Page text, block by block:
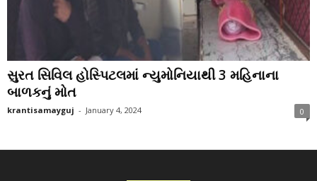
સુરત સિવિલ હોસ્પિટલમાં ન્યુમોનિયાથી 3 મહિનાના
બાળકનું મોત
krantisamayguj - January 4, 2024 0